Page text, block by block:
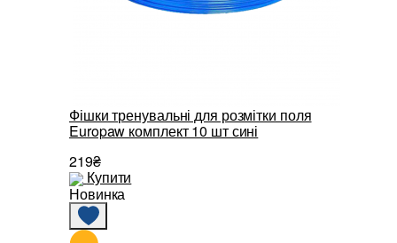
Фішки тренувальні для розмітки поля
Europaw комплект 10 шт сині
219₴
Купити
Новинка